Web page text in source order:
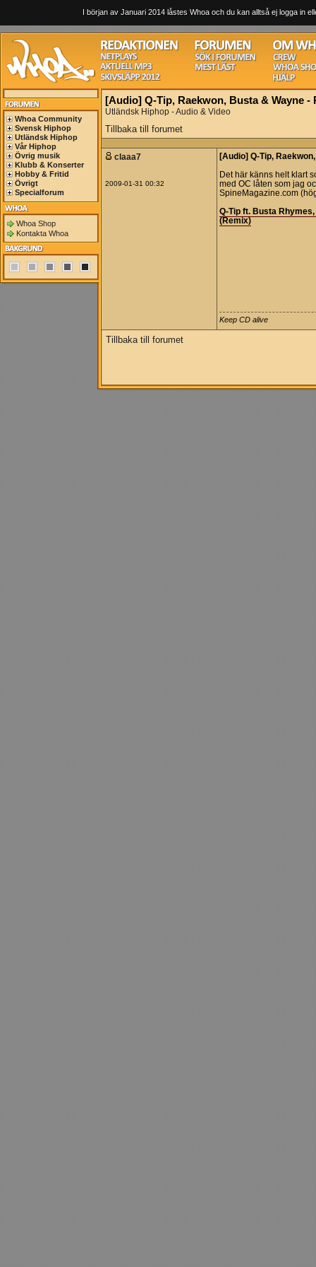
I början av Januari 2014 låstes Whoa och du kan alltså ej logga in
Whoa Community
Svensk Hiphop
Utländsk Hiphop
Vår Hiphop
Övrig musik
Klubb & Konserter
Hobby & Fritid
Övrigt
Specialforum
Whoa Shop
Kontakta Whoa
[Audio] Q-Tip, Raekwon, Busta & Wayne -
Utländsk Hiphop - Audio & Video
Tillbaka till forumet
claaa7
2009-01-31 00:32
[Audio] Q-Tip,
Det här känns helt klart
med OC låten som jag
SpineMagazine.com
Q-Tip ft. Busta
(Remix)
Keep CD alive
Tillbaka till forumet